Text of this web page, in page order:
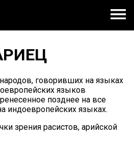
говоривших на языках
языков
позднее на все
индоевропейских языках.
зрения расистов, арийской